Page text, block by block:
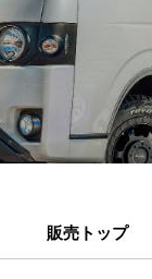
販売トップ